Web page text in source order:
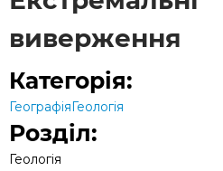
виверження
Категорія:
ГеографіяГеологія
Розділ:
Геологія